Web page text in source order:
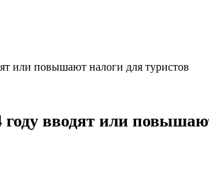
или повышают налоги для туристов
вводят или